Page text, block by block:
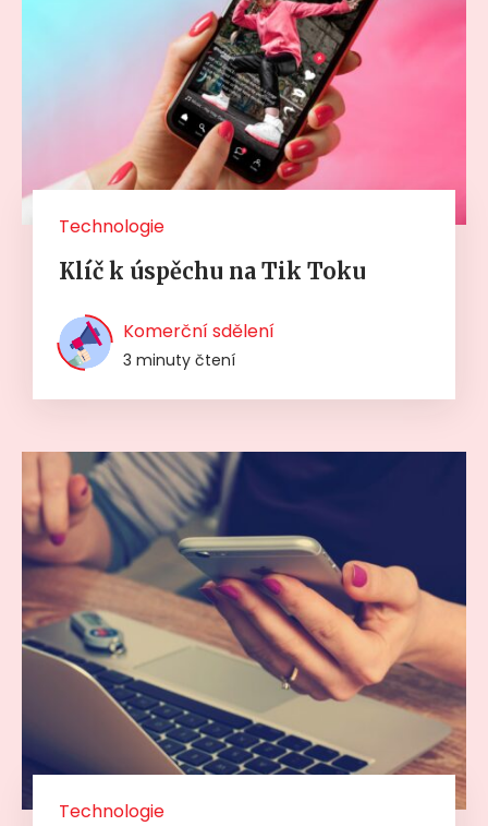
Technologie
Klíč k úspěchu na Tik Toku
Komerční sdělení
3 minuty čtení
Technologie